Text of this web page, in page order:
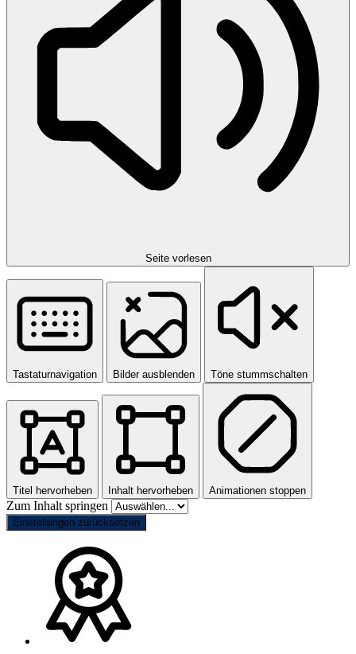
Seite vorlesen
Tastaturnavigation Bilder ausblenden Töne stummschalten
Titel hervorheben Inhalt hervorheben Animationen stoppen
Zum Inhalt springen
Einstellungen zurücksetzen